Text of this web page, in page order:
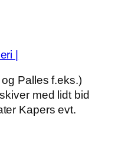
|
Palles f.eks.)
med lidt bid
Kapers evt.